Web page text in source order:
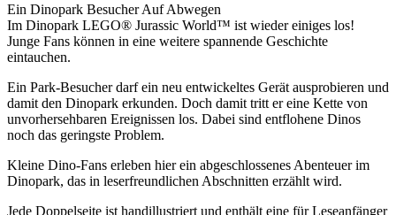
Ein Dinopark Besucher Auf Abwegen
Im Dinopark LEGO® Jurassic World™ ist wieder einiges los!
Junge Fans können in eine weitere spannende Geschichte
eintauchen.
Ein Park-Besucher darf ein neu entwickeltes Gerät ausprobieren und
damit den Dinopark erkunden. Doch damit tritt er eine Kette von
unvorhersehbaren Ereignissen los. Dabei sind entflohene Dinos
noch das geringste Problem.
Kleine Dino-Fans erleben hier ein abgeschlossenes Abenteuer im
Dinopark, das in leserfreundlichen Abschnitten erzählt wird.
Jede Doppelseite ist handillustriert und enthält eine für Leseanfänger